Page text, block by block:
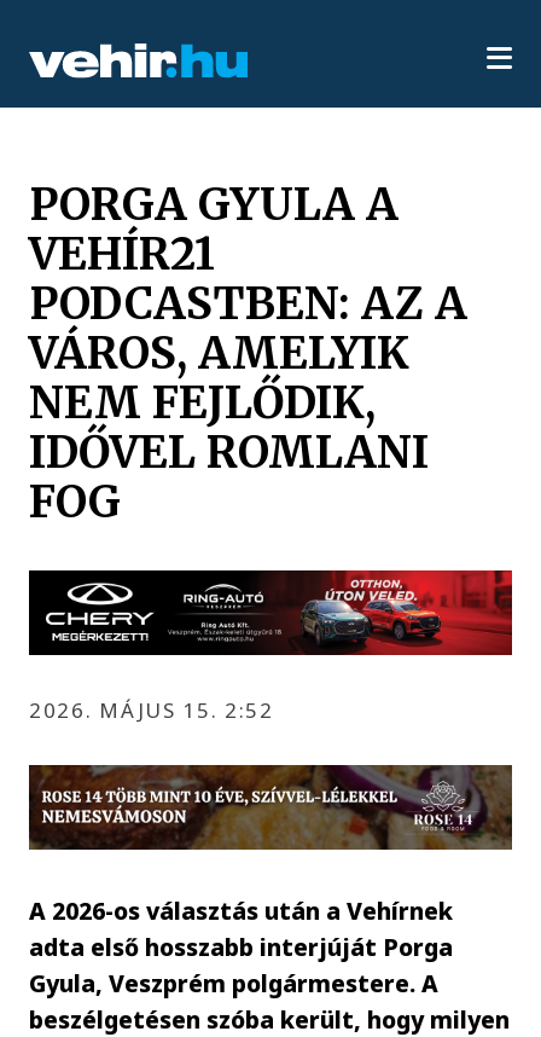
PORGA GYULA A
VEHÍR21
PODCASTBEN: AZ A
VÁROS, AMELYIK
NEM FEJLŐDIK,
IDŐVEL ROMLANI
FOG
2026. MÁJUS 15. 2:52
A 2026-os választás után a Vehírnek
adta első hosszabb interjúját Porga
Gyula, Veszprém polgármestere. A
beszélgetésen szóba került, hogy milyen